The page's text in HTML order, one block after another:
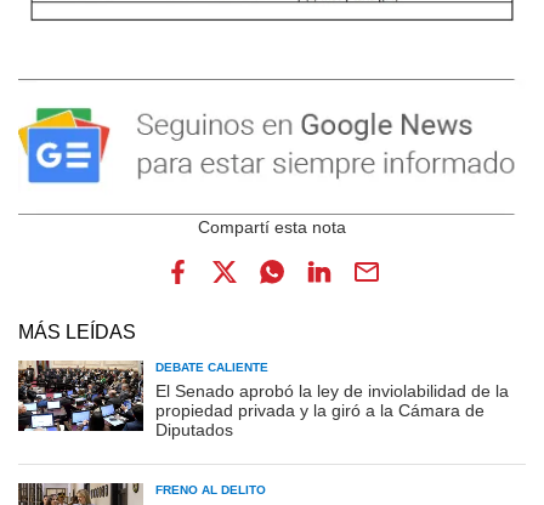
MÁS LEÍDAS
DEBATE CALIENTE
El Senado aprobó la ley de inviolabilidad de la
propiedad privada y la giró a la Cámara de
Diputados
FRENO AL DELITO